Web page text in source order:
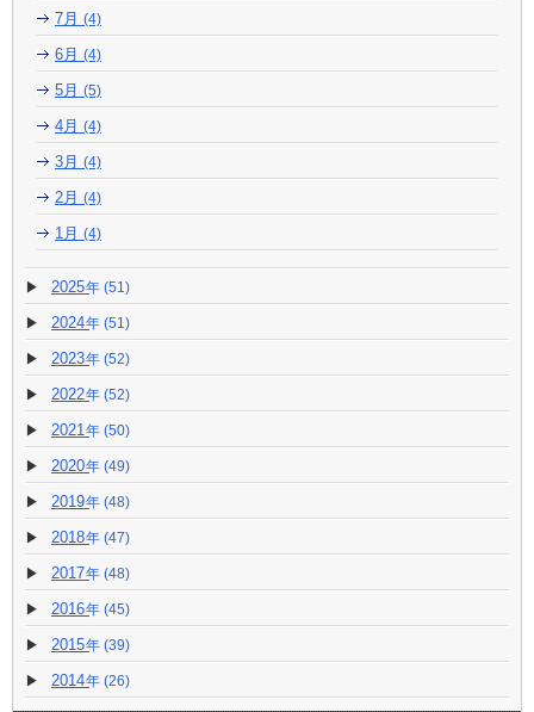
7月 (4)
6月 (4)
5月 (5)
4月 (4)
3月 (4)
2月 (4)
1月 (4)
2025 (51)
2024 (51)
2023 (52)
2022 (52)
2021 (50)
2020 (49)
2019 (48)
2018 (47)
2017 (48)
2016 (45)
2015 (39)
2014 (26)